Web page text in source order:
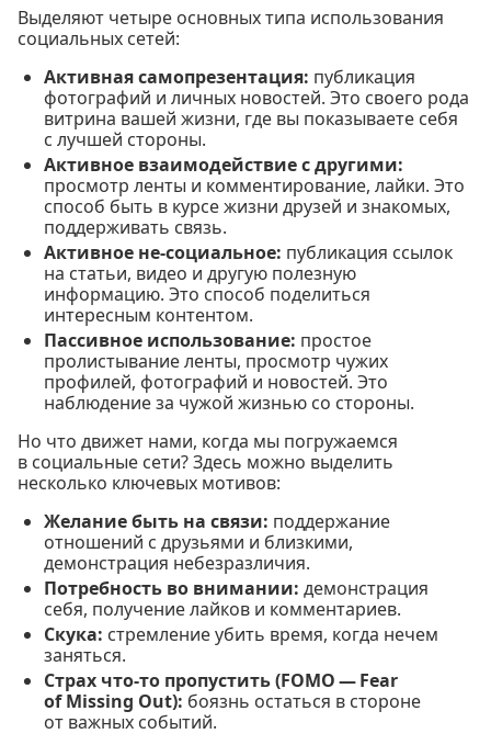
Выделяют четыре основных типа использования
социальных сетей:
Активная самопрезентация: публикация
фотографий и личных новостей. Это своего рода
витрина вашей жизни, где вы показываете себя
с лучшей стороны.
Активное взаимодействие с другими:
просмотр ленты и комментирование, лайки. Это
способ быть в курсе жизни друзей и знакомых,
поддерживать связь.
Активное не-социальное: публикация ссылок
на статьи, видео и другую полезную
информацию. Это способ поделиться
интересным контентом.
Пассивное использование: простое
пролистывание ленты, просмотр чужих
профилей, фотографий и новостей. Это
наблюдение за чужой жизнью со стороны.
Но что движет нами, когда мы погружаемся
в социальные сети? Здесь можно выделить
несколько ключевых мотивов:
Желание быть на связи: поддержание
отношений с друзьями и близкими,
демонстрация небезразличия.
Потребность во внимании: демонстрация
себя, получение лайков и комментариев.
Скука: стремление убить время, когда нечем
заняться.
Страх что-то пропустить (FOMO — Fear
of Missing Out): боязнь остаться в стороне
от важных событий.